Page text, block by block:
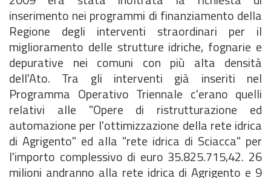
inserimento nei programmi di finanziamento della
Regione degli interventi straordinari per il
miglioramento delle strutture idriche, fognarie e
depurative nei comuni con più alta densità
dell'Ato. Tra gli interventi già inseriti nel
Programma Operativo Triennale c'erano quelli
relativi alle "Opere di ristrutturazione ed
automazione per l'ottimizzazione della rete idrica
di Agrigento" ed alla "rete idrica di Sciacca" per
l'importo complessivo di euro 35.825.715,42. 26
milioni andranno alla rete idrica di Agrigento e 9